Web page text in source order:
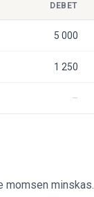
DEBET
5 000
1 250
momsen minskas.